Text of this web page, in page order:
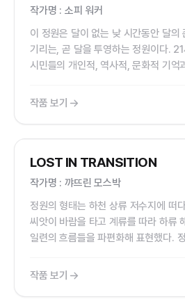
작가명 : 소피 워커
이 정원은 달이 없는 낮 시간동안 달의
기리는, 곧 달을 투영하는 정원이다.
시민들의 개인적, 역사적, 문화적 기억
작품 보기
국내외 초청작가정원
LOST IN TRANSITION
작가명 : 꺄뜨린 모스박
정원의 형태는 하천 상류 저수지에 떠
씨앗이 바람을 타고 계류를 따라 하류
일련의 흐름들을 파편화해 표현했다.
모습을 나타낸다.
작품 보기